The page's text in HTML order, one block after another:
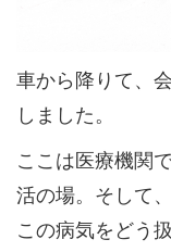
車から降りて、
しました。
ここは医療機関
活の場。そして
この病気をどう